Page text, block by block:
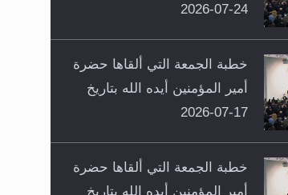
24-07-2026
خطبة الجمعة التي ألقاها حضرة
أمير المؤمنين أيده الله بتاريخ
17-07-2026
خطبة الجمعة التي ألقاها حضرة
أمير المؤمنين أيده الله بتاريخ